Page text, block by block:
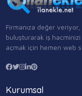
Firmanıza değer
buluşturarak iş
açmak için hemen web
Kurumsal